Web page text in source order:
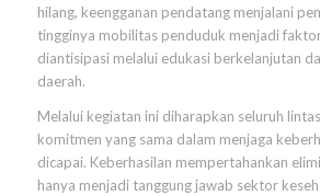
hilang, keengganan pendatang menjalani
tingginya mobilitas penduduk menjadi
diantisipasi melalui edukasi berkelanjutan
daerah.
Melalui kegiatan ini diharapkan seluruh
komitmen yang sama dalam menjaga
dicapai. Keberhasilan mempertahankan
hanya menjadi tanggung jawab sektor